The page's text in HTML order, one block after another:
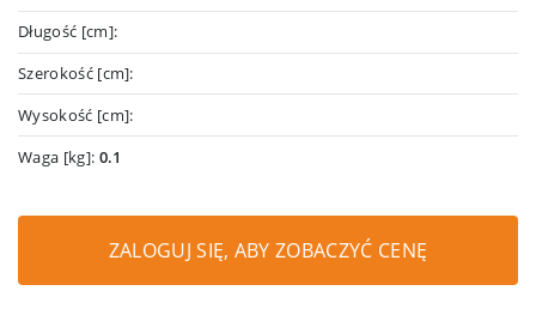
Długość [cm]:
Szerokość [cm]:
Wysokość [cm]:
Waga [kg]: 0.1
ZALOGUJ SIĘ, ABY ZOBACZYĆ CENĘ